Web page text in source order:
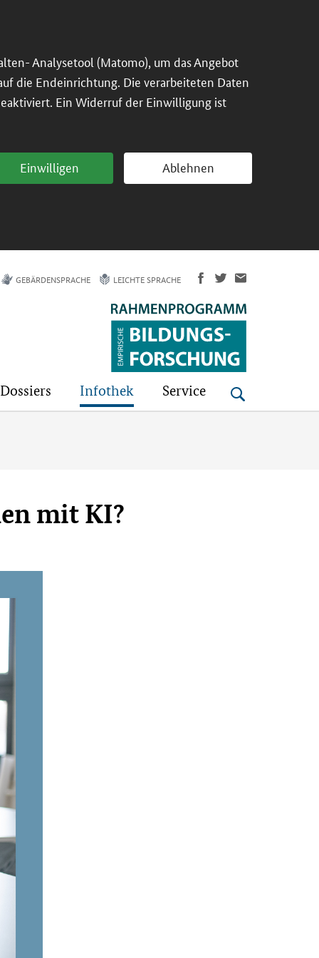
Analysetool (Matomo), um das Angebot
die Endeinrichtung. Die verarbeiteten Daten
Ein Widerruf der Einwilligung ist
Einwilligen Ablehnen
Empirische
Bildungsforschung
Dossiers Infothek Service
GEBÄRDENSPRACHE LEICHTE SPRACHE
mit KI?